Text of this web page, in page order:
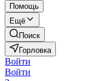
Помощь
Ещё
Поиск
Горловка
Войти
Войти